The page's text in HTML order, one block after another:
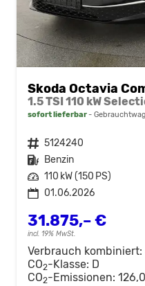
Skoda Octavia
sofort lieferbar
Fahrzeugnr. 5124240
Kraftstoff Benzin
Leistung 110 kW (150 PS)
01.06.2026
31.875,– €
incl. 19% MwSt.
Verbrauch kombiniert:
CO2-Klasse: D
CO2-Emissionen: